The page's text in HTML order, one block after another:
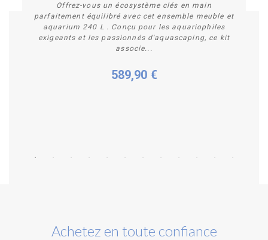
Acheter
Offrez-vous un écosystème clés en main
parfaitement équilibré avec cet ensemble meuble et
aquarium 240 L . Conçu pour les aquariophiles
exigeants et les passionnés d'aquascaping, ce kit
associe...
589,90 €
Achetez en toute confiance